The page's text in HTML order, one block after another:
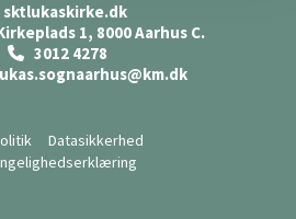
1, 8000 Aarhus C.
3012 4278
Datasikkerhed